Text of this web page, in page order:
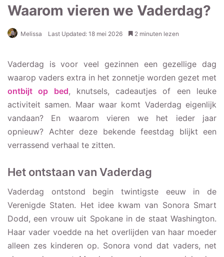
Waarom vieren we Vaderdag?
Melissa Last Updated: 18 mei 2026 2 minuten lezen
Vaderdag is voor veel gezinnen een gezellige dag
waarop vaders extra in het zonnetje worden gezet met
ontbijt op bed, knutsels, cadeautjes of een leuke
activiteit samen. Maar waar komt Vaderdag eigenlijk
vandaan? En waarom vieren we het ieder jaar
opnieuw? Achter deze bekende feestdag blijkt een
verrassend verhaal te zitten.
Het ontstaan van Vaderdag
Vaderdag ontstond begin twintigste eeuw in de
Verenigde Staten. Het idee kwam van Sonora Smart
Dodd, een vrouw uit Spokane in de staat Washington.
Haar vader voedde na het overlijden van haar moeder
alleen zes kinderen op. Sonora vond dat vaders, net